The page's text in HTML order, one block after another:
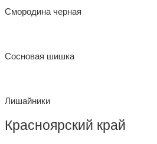
Смородина черная
Сосновая шишка
Лишайники
Красноярский край